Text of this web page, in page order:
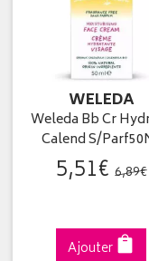
WELEDA
Weleda Bb Cr
Calend S/
5,51€ 6,89€
Ajouter